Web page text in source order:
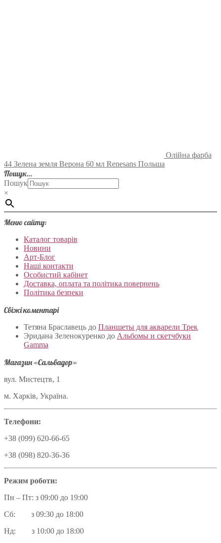
Олійна фарба
44 Зелена земля Верона 60 мл Renesans Польша
Пошук…
Пошук
×
Меню сайту:
Каталог товарів
Новини
Арт-Блог
Наші контакти
Особистий кабінет
Доставка, оплата та політика повернень
Політика безпеки
Свіжі коментарі
Тетяна Браславець до Планшеты для акварели Трек
Эридана Зеленокуренко до Альбомы и скетчбуки
Gamma
Магазин «Сальвадор»
вул. Мистецтв, 1
м. Харків, Україна.
Телефони:
+38 (099) 620-66-65
+38 (098) 820-36-36
Режим роботи:
Пн – Пт: з 09:00 до 19:00
Сб: з 09:30 до 18:00
Нд: з 10:00 до 18:00